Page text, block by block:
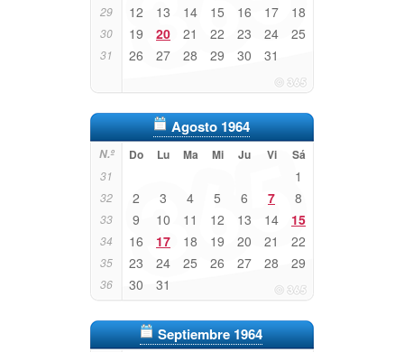
29 12 13 14 15 16 17 18
30 19 20 21 22 23 24 25
31 26 27 28 29 30 31
Agosto 1964
N.º Do Lu Ma Mi Ju Vi Sá
31 1
32 2 3 4 5 6 7 8
33 9 10 11 12 13 14 15
34 16 17 18 19 20 21 22
35 23 24 25 26 27 28 29
36 30 31
Septiembre 1964